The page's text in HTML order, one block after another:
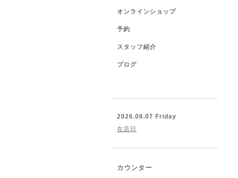
オンラインショップ
予約
スタッフ紹介
ブログ
2026.08.07 Friday
在店日
カウンター